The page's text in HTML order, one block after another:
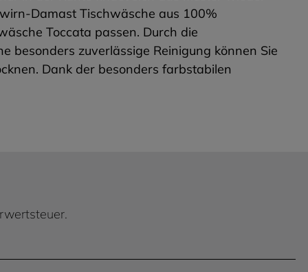
Damast Tischwäsche aus 100%
Toccata passen. Durch die
besonders zuverlässige Reinigung können Sie
Dank der besonders farbstabilen